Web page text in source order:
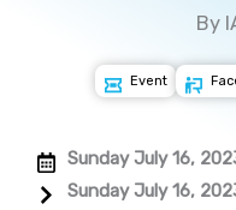
By
Event
Sunday July 16,
Sunday July 16,